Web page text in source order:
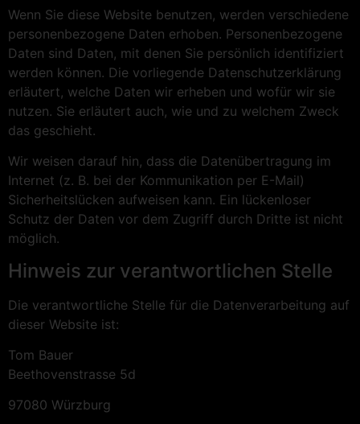
Wenn Sie diese Website benutzen, werden verschiedene
personenbezogene Daten erhoben. Personenbezogene
Daten sind Daten, mit denen Sie persönlich identifiziert
werden können. Die vorliegende Datenschutzerklärung
erläutert, welche Daten wir erheben und wofür wir sie
nutzen. Sie erläutert auch, wie und zu welchem Zweck
das geschieht.
Wir weisen darauf hin, dass die Datenübertragung im
Internet (z. B. bei der Kommunikation per E-Mail)
Sicherheitslücken aufweisen kann. Ein lückenloser
Schutz der Daten vor dem Zugriff durch Dritte ist nicht
möglich.
Hinweis zur verantwortlichen Stelle
Die verantwortliche Stelle für die Datenverarbeitung auf
dieser Website ist:
Tom Bauer
Beethovenstrasse 5d
97080 Würzburg